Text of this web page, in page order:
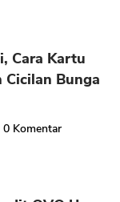
Cara Kartu
Cicilan Bunga
0 Komentar